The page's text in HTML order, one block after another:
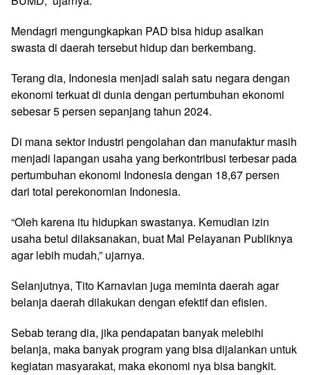
Mendagri mengungkapkan PAD bisa hidup asalkan
swasta di daerah tersebut hidup dan berkembang.
Terang dia, Indonesia menjadi salah satu negara dengan
ekonomi terkuat di dunia dengan pertumbuhan ekonomi
sebesar 5 persen sepanjang tahun 2024.
Di mana sektor industri pengolahan dan manufaktur masih
menjadi lapangan usaha yang berkontribusi terbesar pada
pertumbuhan ekonomi Indonesia dengan 18,67 persen
dari total perekonomian Indonesia.
“Oleh karena itu hidupkan swastanya. Kemudian izin
usaha betul dilaksanakan, buat Mal Pelayanan Publiknya
agar lebih mudah,” ujarnya.
Selanjutnya, Tito Karnavian juga meminta daerah agar
belanja daerah dilakukan dengan efektif dan efisien.
Sebab terang dia, jika pendapatan banyak melebihi
belanja, maka banyak program yang bisa dijalankan untuk
kegiatan masyarakat, maka ekonomi nya bisa bangkit.